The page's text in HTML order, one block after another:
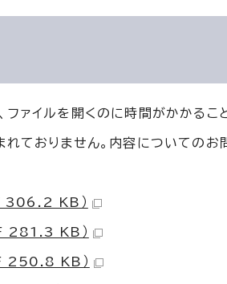
ファイルを開くのに時間がかかるこ
れておりません。内容についての
306.2 KB）
281.3 KB）
250.8 KB）